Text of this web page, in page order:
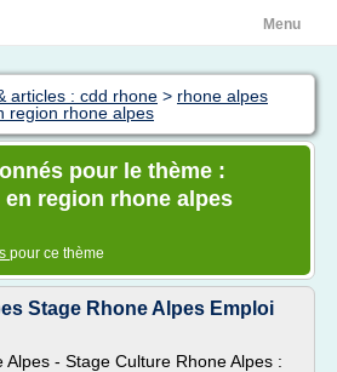
Menu
articles : cdd rhone > rhone alpes
region rhone alpes
pour le thème :
region rhone alpes
pour ce thème
Stage Rhone Alpes Emploi
Alpes - Stage Culture Rhone Alpes :